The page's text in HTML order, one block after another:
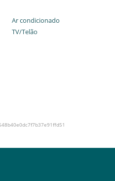
Ar condicionado
TV/Telão